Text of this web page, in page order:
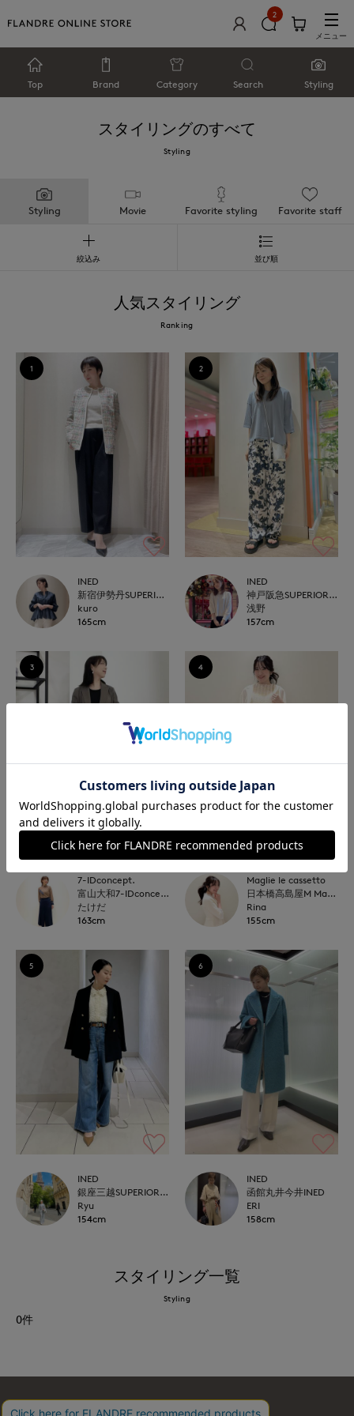
2
メニュー
Top Brand Category Search Styling
スタイリングのすべて
Styling
Styling Movie Favorite styling Favorite staff
絞込み 並び順
人気スタイリング
Ranking
1
INED
新宿伊勢丹SUPERIOR CLOSET
kuro
165cm
2
INED
神戸阪急SUPERIORCLOSET
浅野
157cm
3
7-IDconcept.
富山大和7-IDconcept.
たけだ
163cm
4
Maglie le cassetto
日本橋高島屋M Maglie le cassetto
Rina
155cm
5
INED
銀座三越SUPERIOR CLOSET GINZA
Ryu
154cm
6
INED
函館丸井今井INED
ERI
158cm
スタイリング一覧
Styling
0件